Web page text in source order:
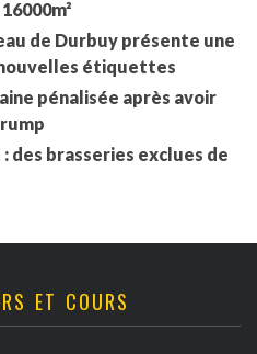
de Durbuy présente une
étiquettes
pénalisée après avoir
des brasseries exclues de
ET COURS